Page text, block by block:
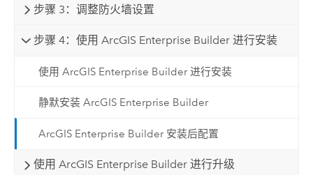
步骤 3：调整防火墙设置
步骤 4：使用 ArcGIS Enterprise Builder 进行安装
使用 ArcGIS Enterprise Builder 进行安装
静默安装 ArcGIS Enterprise Builder
ArcGIS Enterprise Builder 安装后配置
使用 ArcGIS Enterprise Builder 进行升级